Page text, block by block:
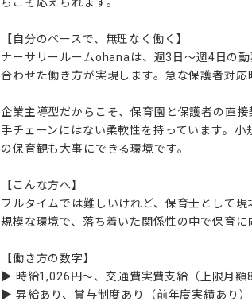
【自分のペースで、無理なく働く】
ナーサリールームohanaは、週3日〜週4日の
合わせた働き方が実現します。急な保護者対
企業主導型だからこそ、保育園と保護者の直
手チェーンにはない柔軟性を持っています。
の保育観も大事にできる環境です。
【こんな方へ】
フルタイムでは難しいけれど、保育士として
規模な環境で、落ち着いた関係性の中で保育に
【働き方の数字】
▶ 時給1,026円〜、交通費実費支給（上限月額
▶ 昇給あり、賞与制度あり（前年度実績あり）